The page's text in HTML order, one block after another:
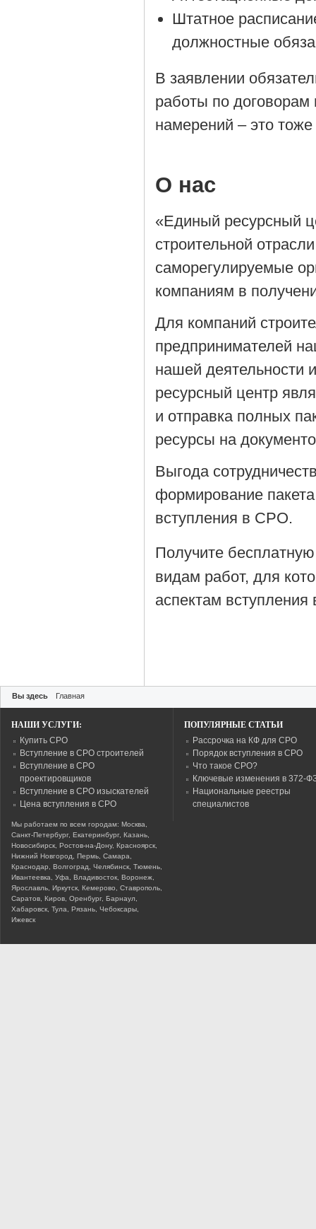
Штатное
должностные
В заявлении
работы по договорам
намерений – это
О нас
«Единый ресурсный
строительной
саморегулируемые
компаниям в
Для компаний
предпринимателей
нашей деятельности
ресурсный центр
и отправка полных
ресурсы на
Выгода
формирование
вступления в СРО.
Получите
видам работ, для
аспектам
Вы здесь Главная
НАШИ УСЛУГИ:
Купить СРО
Вступление в СРО строителей
Вступление в СРО
проектировщиков
Вступление в СРО изыскателей
Цена вступления в СРО
Мы работаем по всем городам: Москва,
Санкт-Петербург, Екатеринбург, Казань,
Новосибирск, Ростов-на-Дону, Красноярск,
Нижний Новгород, Пермь, Самара,
Краснодар, Волгоград, Челябинск, Тюмень,
Ивантеевка, Уфа, Владивосток, Воронеж,
Ярославль, Иркутск, Кемерово, Ставрополь,
Саратов, Киров, Оренбург, Барнаул,
Хабаровск, Тула, Рязань, Чебоксары,
Ижевск
ПОПУЛЯРНЫЕ СТАТЬИ
Рассрочка на КФ для СРО
Порядок вступления в СРО
Что такое СРО?
Ключевые изменения в 372-
Национальные реестры
специалистов